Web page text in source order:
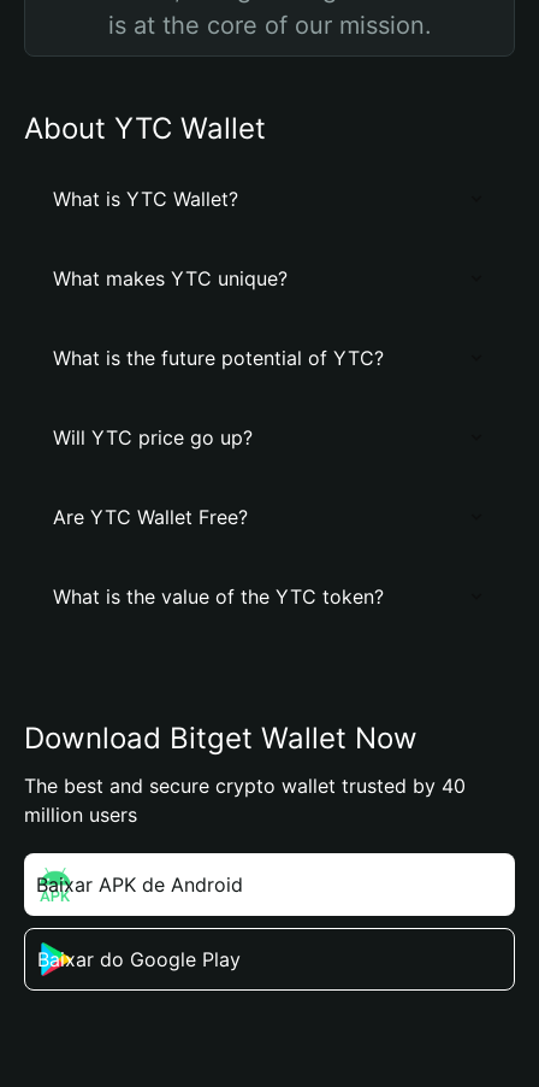
is at the core of our mission.
About YTC Wallet
What is YTC Wallet?
What makes YTC unique?
What is the future potential of YTC?
Will YTC price go up?
Are YTC Wallet Free?
What is the value of the YTC token?
Download Bitget Wallet Now
The best and secure crypto wallet trusted by 40
million users
Baixar APK de Android
Baixar do Google Play